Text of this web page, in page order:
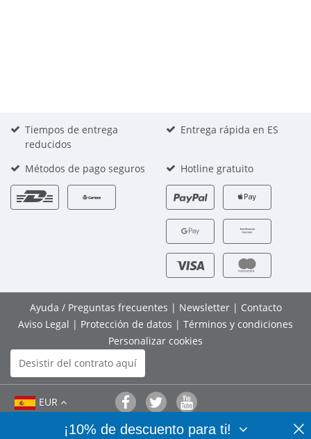
Tiempos de entrega
reducidos
Entrega rápida en ES
Métodos de pago seguros Hotline gratuito
Ayuda / Preguntas frecuentes | Newsletter | Contacto
Aviso Legal | Protección de datos | Términos y condiciones
Personalizar cookies
Desistir del contrato aquí
EUR
© 2026 Bedifol GmbH¡10% de descuento para ti!